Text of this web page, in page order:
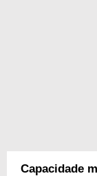
Capacidade